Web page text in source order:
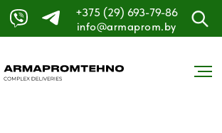
+375 (29) 693-79-86
info@armaprom.by
+375 (29) 693-79-86